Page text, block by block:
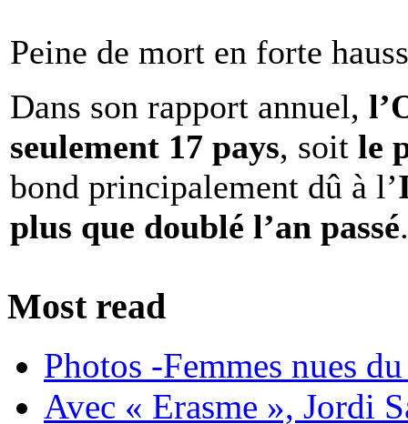
Peine de mort en forte
Dans son rapport annuel,
seulement 17 pays, soit le
bond principalement dû à l’
plus que doublé l’an passé.
Most read
Photos -Femmes nues
Avec « Erasme », Jordi